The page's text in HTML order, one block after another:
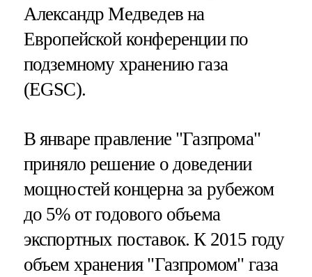
Александр Медведев на
Европейской конференции по
подземному хранению газа
(EGSC).
В январе правление "Газпрома"
приняло решение о доведении
мощностей концерна за рубежом
до 5% от годового объема
экспортных поставок. К 2015 году
объем хранения "Газпромом" газа